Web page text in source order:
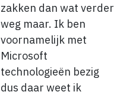
zakken dan wat verder
weg maar. Ik ben
voornamelijk met
Microsoft
technologieën bezig
dus daar weet ik